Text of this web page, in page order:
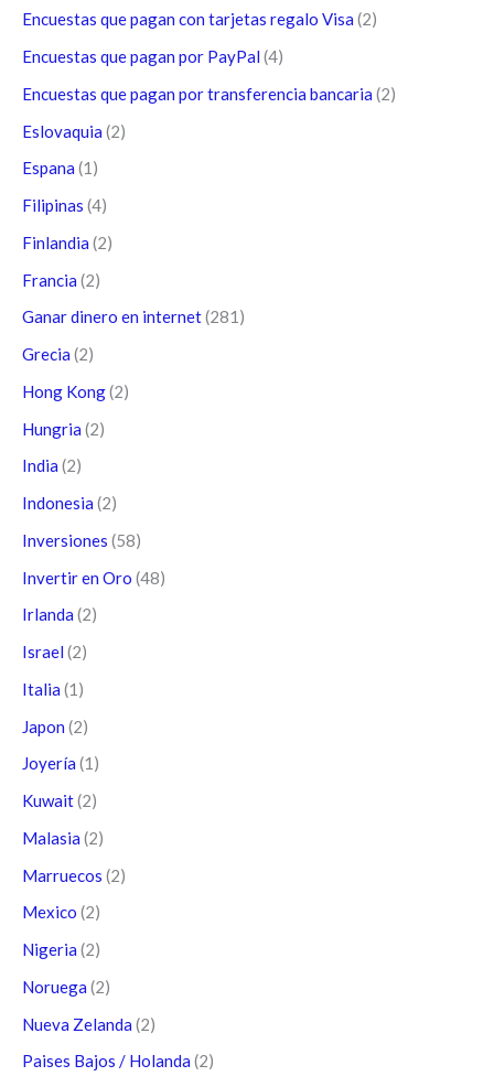
Encuestas que pagan con tarjetas regalo Visa (2)
Encuestas que pagan por PayPal (4)
Encuestas que pagan por transferencia bancaria (2)
Eslovaquia (2)
Espana (1)
Filipinas (4)
Finlandia (2)
Francia (2)
Ganar dinero en internet(281)
Grecia (2)
Hong Kong(2)
Hungria (2)
India (2)
Indonesia (2)
Inversiones (58)
Invertir en Oro (48)
Irlanda (2)
Israel (2)
Italia (1)
Japon (2)
Joyería (1)
Kuwait(2)
Malasia (2)
Marruecos (2)
Mexico (2)
Nigeria (2)
Noruega (2)
Nueva Zelanda (2)
Paises Bajos / Holanda (2)